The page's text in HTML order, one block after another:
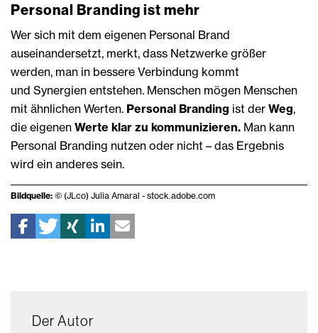
Personal Branding ist mehr
Wer sich mit dem eigenen Personal Brand
auseinandersetzt, merkt, dass Netzwerke größer
werden, man in bessere Verbindung kommt
und Synergien entstehen. Menschen mögen Menschen
mit ähnlichen Werten. Personal Branding ist der Weg,
die eigenen Werte klar zu kommunizieren. Man kann
Personal Branding nutzen oder nicht – das Ergebnis
wird ein anderes sein.
Bildquelle: © (JLco) Julia Amaral - stock.adobe.com
Der Autor